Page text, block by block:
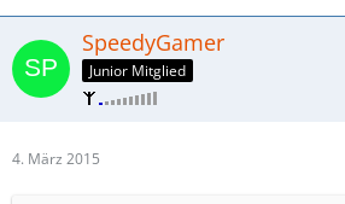
SpeedyGamer
Junior Mitglied
4. März 2015